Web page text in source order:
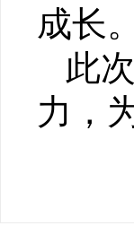
成长。
此
力，